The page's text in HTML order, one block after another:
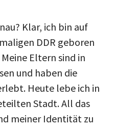
Klar, ich bin auf
DDR geboren
Eltern sind in
und haben die
Heute lebe ich in
Stadt. All das
meiner Identität zu